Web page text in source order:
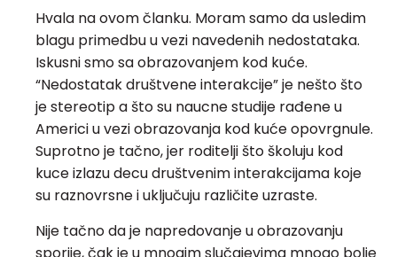
Hvala na ovom članku. Moram samo da usledim
blagu primedbu u vezi navedenih nedostataka.
Iskusni smo sa obrazovanjem kod kuće.
“Nedostatak društvene interakcije” je nešto što
je stereotip a što su naucne studije rađene u
Americi u vezi obrazovanja kod kuće opovrgnule.
Suprotno je tačno, jer roditelji što školuju kod
kuce izlazu decu društvenim interakcijama koje
su raznovrsne i uključuju različite uzraste.
Nije tačno da je napredovanje u obrazovanju
sporije, čak je u mnogim slučajevima mnogo bolje